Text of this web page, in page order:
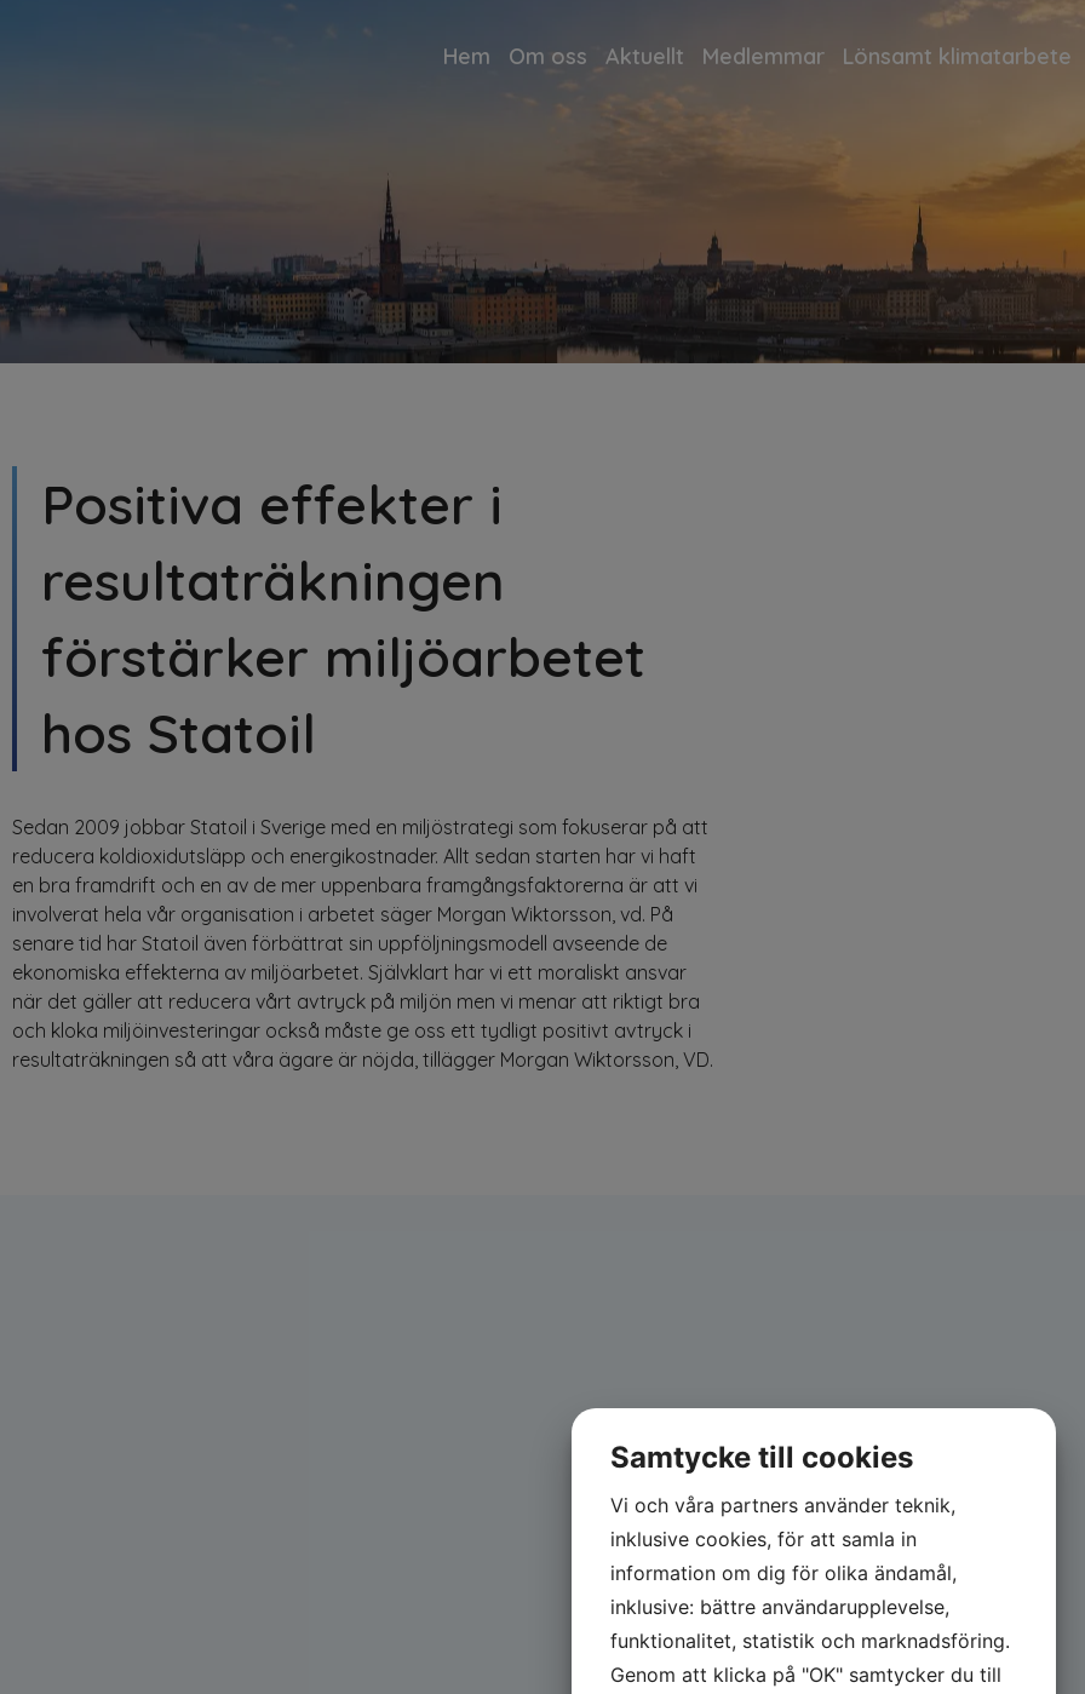
Hem Om oss Aktuellt Medlemmar Lönsamt klimatarbete
Positiva effekter i
resultaträkningen
förstärker miljöarbetet
hos Statoil
Sedan 2009 jobbar Statoil i Sverige med en miljöstrategi som fokuserar på att
reducera koldioxidutsläpp och energikostnader. Allt sedan starten har vi haft
en bra framdrift och en av de mer uppenbara framgångsfaktorerna är att vi
involverat hela vår organisation i arbetet säger Morgan Wiktorsson, vd. På
senare tid har Statoil även förbättrat sin uppföljningsmodell avseende de
ekonomiska effekterna av miljöarbetet. Självklart har vi ett moraliskt ansvar
när det gäller att reducera vårt avtryck på miljön men vi menar att riktigt bra
och kloka miljöinvesteringar också måste ge oss ett tydligt positivt avtryck i
resultaträkningen så att våra ägare är nöjda, tillägger Morgan Wiktorsson, VD.
Samtycke till cookies
Vi och våra partners använder teknik,
inklusive cookies, för att samla in
information om dig för olika ändamål,
inklusive: bättre användarupplevelse,
funktionalitet, statistik och marknadsföring.
Genom att klicka på "OK" samtycker du till